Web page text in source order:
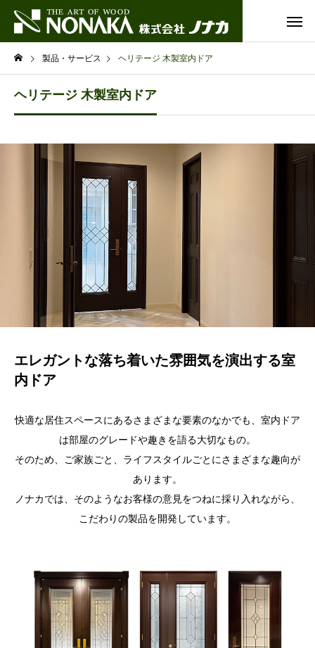
製品・サービス ヘリテージ 木製室内ドア
ヘリテージ 木製室内ドア
エレガントな落ち着いた雰囲気を演出する室
内ドア
快適な居住スペースにあるさまざまな要素のなかでも、室内ドア
は部屋のグレードや趣きを語る大切なもの。
そのため、ご家族ごと、ライフスタイルごとにさまざまな趣向が
あります。
ノナカでは、そのようなお客様の意見をつねに採り入れながら、
こだわりの製品を開発しています。